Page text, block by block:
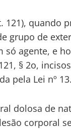
121), quando
grupo de
só agente, e
§ 2o,
pela Lei nº
dolosa de
corporal